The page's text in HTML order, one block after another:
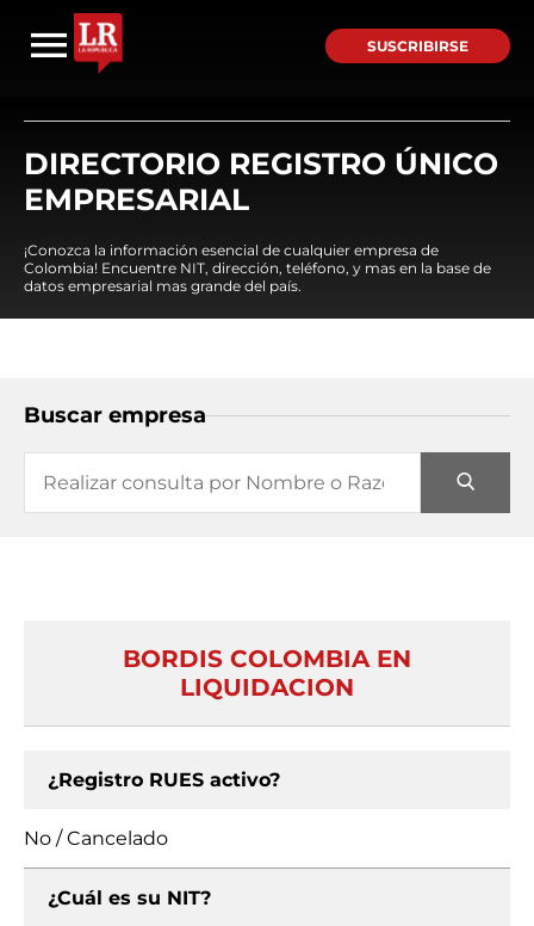
SUSCRIBIRSE
DIRECTORIO REGISTRO ÚNICO
EMPRESARIAL
¡Conozca la información esencial de cualquier empresa de
Colombia! Encuentre NIT, dirección, teléfono, y mas en la base de
datos empresarial mas grande del país.
Buscar empresa
BORDIS COLOMBIA EN
LIQUIDACION
¿Registro RUES activo?
No / Cancelado
¿Cuál es su NIT?